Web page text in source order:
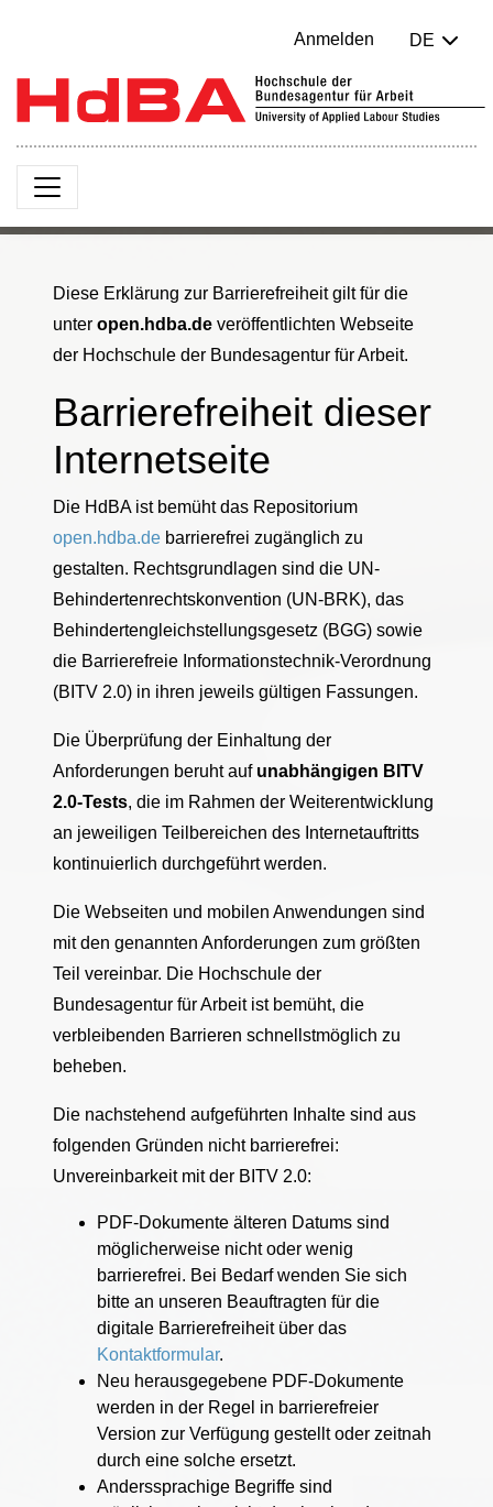
Anmelden DE
Diese Erklärung zur Barrierefreiheit gilt für die
unter open.hdba.de veröffentlichten Webseite
der Hochschule der Bundesagentur für Arbeit.
Barrierefreiheit dieser
Internetseite
Die HdBA ist bemüht das Repositorium
open.hdba.de barrierefrei zugänglich zu
gestalten. Rechtsgrundlagen sind die UN-
Behindertenrechtskonvention (UN-BRK), das
Behindertengleichstellungsgesetz (BGG) sowie
die Barrierefreie Informationstechnik-Verordnung
(BITV 2.0) in ihren jeweils gültigen Fassungen.
Die Überprüfung der Einhaltung der
Anforderungen beruht auf unabhängigen BITV
2.0-Tests, die im Rahmen der Weiterentwicklung
an jeweiligen Teilbereichen des Internetauftritts
kontinuierlich durchgeführt werden.
Die Webseiten und mobilen Anwendungen sind
mit den genannten Anforderungen zum größten
Teil vereinbar. Die Hochschule der
Bundesagentur für Arbeit ist bemüht, die
verbleibenden Barrieren schnellstmöglich zu
beheben.
Die nachstehend aufgeführten Inhalte sind aus
folgenden Gründen nicht barrierefrei:
Unvereinbarkeit mit der BITV 2.0:
PDF-Dokumente älteren Datums sind
möglicherweise nicht oder wenig
barrierefrei. Bei Bedarf wenden Sie sich
bitte an unseren Beauftragten für die
digitale Barrierefreiheit über das
Kontaktformular.
Neu herausgegebene PDF-Dokumente
werden in der Regel in barrierefreier
Version zur Verfügung gestellt oder zeitnah
durch eine solche ersetzt.
Anderssprachige Begriffe sind